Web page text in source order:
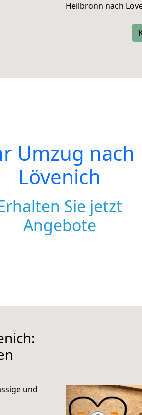
Heilbronn nach
Umzug nach
Lövenich
Sie jetzt
Angebote
und